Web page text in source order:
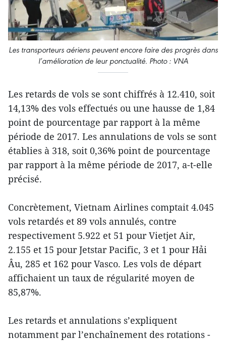
Les transporteurs aériens peuvent encore faire des progrès dans
l’amélioration de leur ponctualité. Photo : VNA
Les retards de vols se sont chiffrés à 12.410, soit
14,13% des vols effectués ou une hausse de 1,84
point de pourcentage par rapport à la même
période de 2017. Les annulations de vols se sont
établies à 318, soit 0,36% point de pourcentage
par rapport à la même période de 2017, a-t-elle
précisé.
Concrètement, Vietnam Airlines comptait 4.045
vols retardés et 89 vols annulés, contre
respectivement 5.922 et 51 pour Vietjet Air,
2.155 et 15 pour Jetstar Pacific, 3 et 1 pour Hải
Âu, 285 et 162 pour Vasco. Les vols de départ
affichaient un taux de régularité moyen de
85,87%.
Les retards et annulations s’expliquent
notamment par l’enchaînement des rotations -